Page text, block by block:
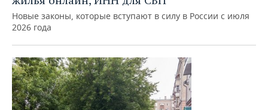
Новые законы, которые вступают в силу в России с июля
2026 года